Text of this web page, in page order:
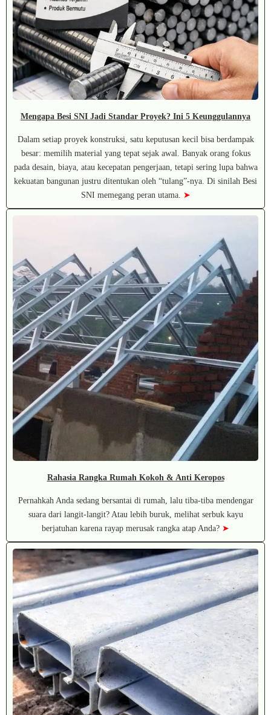
Mengapa Besi SNI Jadi Standar Proyek? Ini 5 Keunggulannya
Dalam setiap proyek konstruksi, satu keputusan kecil bisa berdampak
besar: memilih material yang tepat sejak awal. Banyak orang fokus
pada desain, biaya, atau kecepatan pengerjaan, tetapi sering lupa bahwa
kekuatan bangunan justru ditentukan oleh “tulang”-nya. Di sinilah Besi
SNI memegang peran utama. ➤
Rahasia Rangka Rumah Kokoh & Anti Keropos
Pernahkah Anda sedang bersantai di rumah, lalu tiba-tiba mendengar
suara dari langit-langit? Atau lebih buruk, melihat serbuk kayu
berjatuhan karena rayap merusak rangka atap Anda? ➤